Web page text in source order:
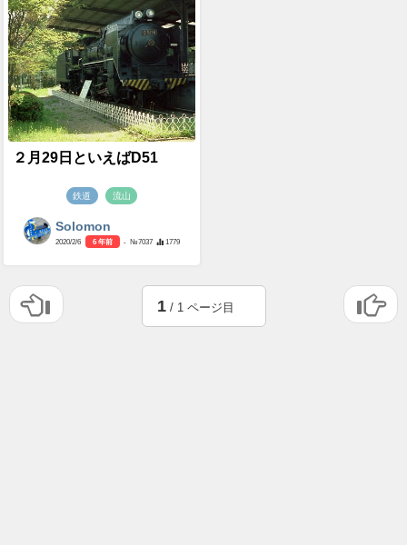
２月29日といえばD51
鉄道 流山
Solomon
2020/2/6 6 年前 - №7037 1779
1/ 1 ページ目